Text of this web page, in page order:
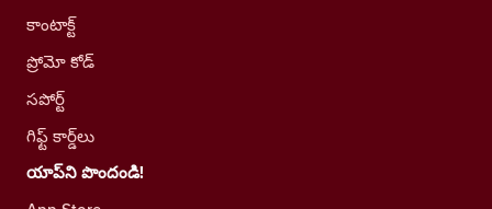
కాంటాక్ట్
ప్రోమో కోడ్
సపోర్ట్
గిఫ్ట్ కార్డ్‌లు
యాప్‌ని పొందండి!